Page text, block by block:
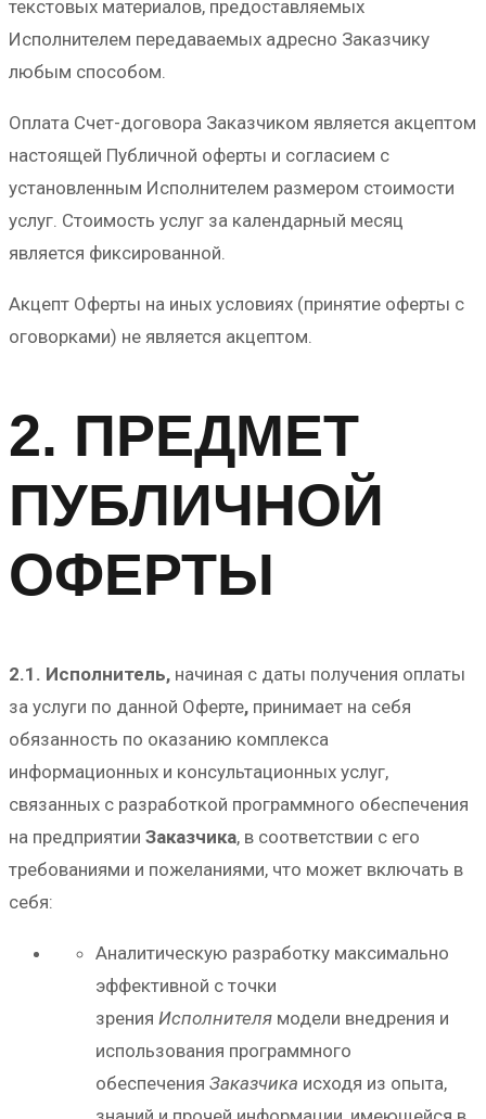
текстовых материалов, предоставляемых
Исполнителем передаваемых адресно Заказчику
любым способом.
Оплата Счет-договора Заказчиком является акцептом
настоящей Публичной оферты и согласием с
установленным Исполнителем размером стоимости
услуг. Стоимость услуг за календарный месяц
является фиксированной.
Акцепт Оферты на иных условиях (принятие оферты с
оговорками) не является акцептом.
2. ПРЕДМЕТ
ПУБЛИЧНОЙ
ОФЕРТЫ
2.1. Исполнитель, начиная с даты получения оплаты
за услуги по данной Оферте, принимает на себя
обязанность по оказанию комплекса
информационных и консультационных услуг,
связанных с разработкой программного обеспечения
на предприятии Заказчика, в соответствии с его
требованиями и пожеланиями, что может включать в
себя:
Аналитическую разработку максимально
эффективной с точки
зрения Исполнителя модели внедрения и
использования программного
обеспечения Заказчика исходя из опыта,